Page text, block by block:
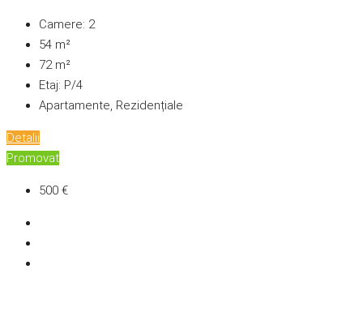
Camere: 2
54 m²
72m²
Etaj: P/4
Apartamente, Rezidențiale
Detalii
Promovat
500 €